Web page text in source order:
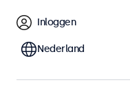
diverse
waarmee ze naadloos
Filter (3)
Inloggen
Nederland